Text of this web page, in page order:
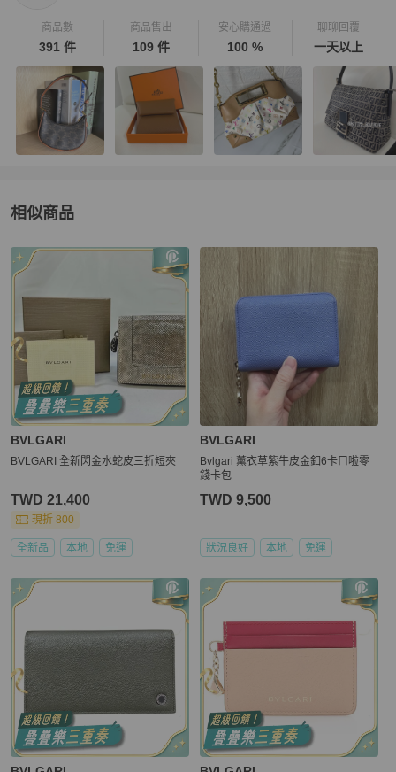
商品數
391 件
商品售出
109 件
安心購通過
100 %
聊聊回覆
一天以上
相似商品
更多相似BVLGARI女士錢包 / 小皮件推薦精品
BVLGARI
BVLGARI 全新閃金水蛇皮三折短夾
TWD 21,400
現折 800
全新品 本地 免運
BVLGARI
Bvlgari 薰衣草紫牛皮金釦6卡ㄇ啦零
錢卡包
TWD 9,500
狀況良好 本地 免運